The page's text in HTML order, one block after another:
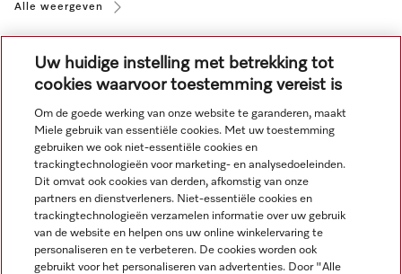
Alle weergeven
Navigatie
Service
Uw huidige instelling met betrekking tot
cookies waarvoor toestemming vereist is
Om de goede werking van onze website te garanderen, maakt
Miele gebruik van essentiële cookies. Met uw toestemming
gebruiken we ook niet-essentiële cookies en
trackingtechnologieën voor marketing- en analysedoeleinden.
Dit omvat ook cookies van derden, afkomstig van onze
partners en dienstverleners. Niet-essentiële cookies en
trackingtechnologieën verzamelen informatie over uw gebruik
van de website en helpen ons uw online winkelervaring te
personaliseren en te verbeteren. De cookies worden ook
gebruikt voor het personaliseren van advertenties. Door "Alle